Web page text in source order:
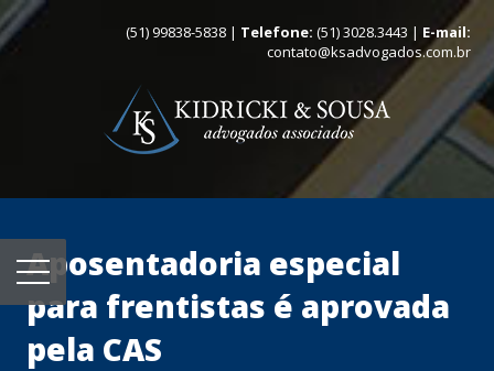
(51) 99838-5838 | Telefone: (51) 3028.3443 | E-mail:
contato@ksadvogados.com.br
Aposentadoria especial
para frentistas é aprovada
pela CAS